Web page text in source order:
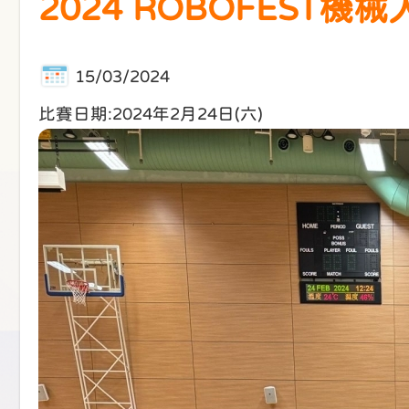
2024 ROBOFEST機械
15/03/2024
比賽日期:2024年2月24日(六)